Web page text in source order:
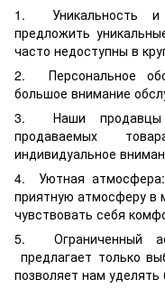
1. Уникальность и
предложить
часто недоступны в
2. Персональное
большое внимание
3. Наши продавцы
продаваемых
индивидуальное
4. Уютная
приятную атмосферу в
чувствовать себя
5. Ограниченный
предлагает только
позволяет нам